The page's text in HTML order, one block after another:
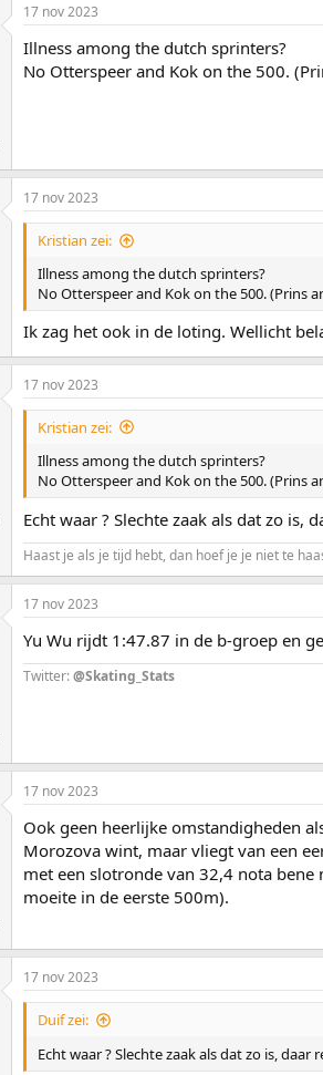
17 nov 2023
Illness among the dutch sprinters?
No Otterspeer and Kok on the 500.
17 nov 2023
Kristian zei:
Illness among the dutch sprinters?
No Otterspeer and Kok on the 500. (Prins
Ik zag het ook in de loting. Wellicht
17 nov 2023
Kristian zei:
Illness among the dutch sprinters?
No Otterspeer and Kok on the 500. (Prins
Echt waar ? Slechte zaak als dat zo is,
Haast je als je tijd hebt, dan hoef je je niet te
17 nov 2023
Yu Wu rijdt 1:47.87 in de b-groep en
Twitter:@Skating_Stats
17 nov 2023
Ook geen heerlijke omstandigheden
Morozova wint, maar vliegt van een
met een slotronde van 32,4 nota
moeite in de eerste 500m).
17 nov 2023
Duif zei:
Echt waar ? Slechte zaak als dat zo is,